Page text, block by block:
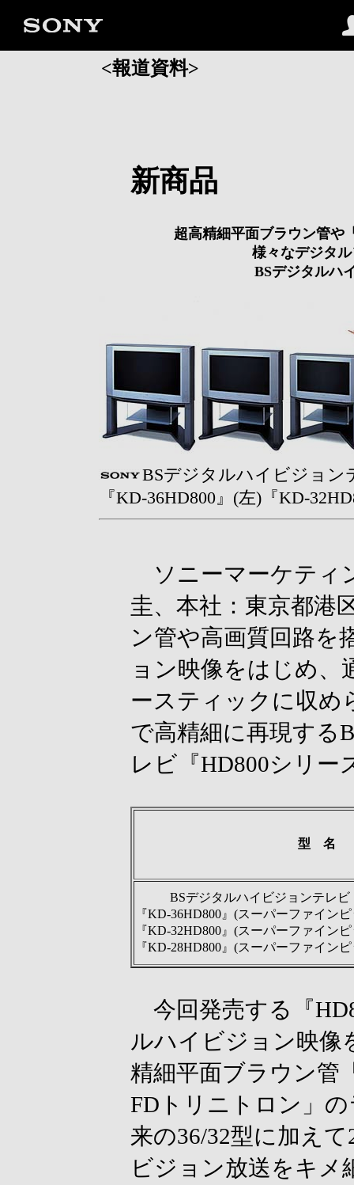
<報道資料>
新商品
超高精細平面ブラウン管や
様々なデジタ
BSデジタルハ
BSデジタルハイビジョン
『KD-36HD800』(左)『KD-
ソニーマーケティ
圭、本社：東京都港
ン管や高画質回路を
ョン映像をはじめ、
ースティックに収め
で高精細に再現する
レビ『HD800シリー
型 名
BSデジタルハイビジョンテレ
『KD-36HD800』(スーパーファイン
『KD-32HD800』(スーパーファイン
『KD-28HD800』(スーパーファイン
今回発売する『
ルハイビジョン映像
精細平面ブラウン管
FDトリニトロン」
来の36/32型に加え
ビジョン放送をキメ